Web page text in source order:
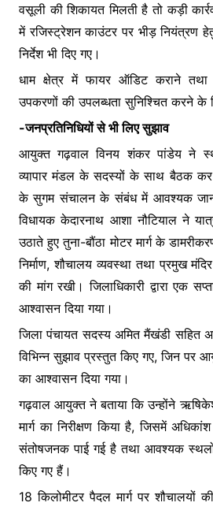
वसूली की शिकायत मिलती है तो कड़ी
में रजिस्ट्रेशन काउंटर पर भीड़ नियंत्रण
निर्देश भी दिए गए।
धाम क्षेत्र में फायर ऑडिट कराने
उपकरणों की उपलब्धता सुनिश्चित करने के
-जनप्रतिनिधियों से भी लिए सुझाव
आयुक्त गढ़वाल विनय शंकर पांडेय ने
व्यापार मंडल के सदस्यों के साथ बैठक कर
के सुगम संचालन के संबंध में आवश्यक
विधायक केदारनाथ आशा नौटियाल ने
उठाते हुए तुना-बौंठा मोटर मार्ग के
निर्माण, शौचालय व्यवस्था तथा प्रमुख मंदिर
की मांग रखी। जिलाधिकारी द्वारा एक
आश्वासन दिया गया।
जिला पंचायत सदस्य अमित मैंखंडी सहित
विभिन्न सुझाव प्रस्तुत किए गए, जिन पर
का आश्वासन दिया गया।
गढ़वाल आयुक्त ने बताया कि उन्होंने
मार्ग का निरीक्षण किया है, जिसमें
संतोषजनक पाई गई है तथा आवश्यक स्थलों
किए गए हैं।
18 किलोमीटर पैदल मार्ग पर शौचालयों